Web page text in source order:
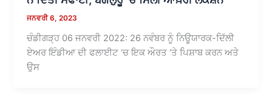
ਜਨਵਰੀ 6, 2023
ਚੰਡੀਗੜ੍ਹ 06 ਜਨਵਰੀ 2022: 26 ਨਵੰਬਰ ਨੂੰ ਨਿਊਯਾਰਕ-ਦਿੱਲੀ
ਏਅਰ ਇੰਡੀਆ ਦੀ ਫਲਾਈਟ ‘ਚ ਇਕ ਔਰਤ ‘ਤੇ ਪਿਸ਼ਾਬ ਕਰਨ ਅਤੇ
ਉਸ